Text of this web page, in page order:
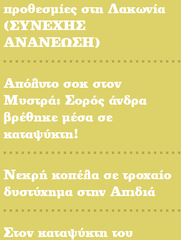
Τα Λαγκάδια κρατούν
ζωντανή την τέχνη της
πέτρας
Ελεωνόρας Ζουγανέλη το
Σαϊνοπούλειο
Πλούσιο πολιτιστικό
πρόγραμμα δίνει «χρώμα»
Χασισοφυτεία στην
Παλαιοπαναγιά ξεσκέπασε η
προθεσμίες στη Λακωνία
(ΣΥΝΕΧΗΣ
ΑΝΑΝΕΩΣΗ)
Απόλυτο σοκ στον
Μυστρά: Σορός άνδρα
βρέθηκε μέσα σε
καταψύκτη!
Νεκρή κοπέλα σε τροχαίο
δυστύχημα στην Απιδιά
Στον καταψύκτη του